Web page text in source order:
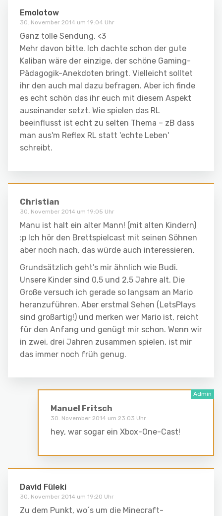
Emolotow
30. November 2014 um 19:04 Uhr
Ganz tolle Sendung. <3
Mehr davon bitte. Ich dachte schon der gute
Kaliban wäre der einzige, der schöne Gaming-
Pädagogik-Anekdoten bringt. Vielleicht solltet
ihr den auch mal dazu befragen. Aber ich finde
es echt schön das ihr euch mit diesem Aspekt
auseinander setzt. Wie spielen das RL
beeinflusst ist echt zu selten Thema – zB dass
man aus'm Reflex RL statt 'echte Leben'
schreibt.
Christian
30. November 2014 um 19:05 Uhr
Manu ist halt ein alter Mann! (mit alten Kindern)
:p Ich hör den Brettspielcast mit seinen Söhnen
aber noch nach, das würde auch interessieren.
Grundsätzlich geht’s mir ähnlich wie Budi.
Unsere Kinder sind 0,5 und 2,5 Jahre alt. Die
Große versuch ich gerade so langsam an Mario
heranzuführen. Aber erstmal Sehen (LetsPlays
sind großartig!) und merken wer Mario ist, reicht
für den Anfang und genügt mir schon. Wenn wir
in zwei, drei Jahren zusammen spielen, ist mir
das immer noch früh genug.
Manuel Fritsch
30. November 2014 um 23:03 Uhr
hey, war sogar ein Xbox-One-Cast!
David Füleki
30. November 2014 um 19:20 Uhr
Zu dem Punkt, wo´s um die Minecraft-